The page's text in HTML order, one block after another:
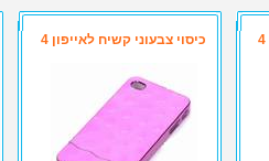
כיסוי צבעוני קשיח לאייפון 4